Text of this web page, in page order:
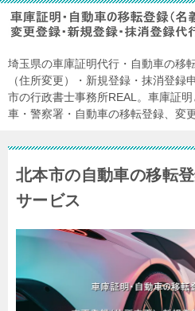
埼玉県の車庫証明代行・自動車の移
（住所変更）・新規登録・抹消登録
市の行政書士事務所REAL。車庫証
車・警察署・自動車の移転登録、変
北本市の自動車の移転
サービス